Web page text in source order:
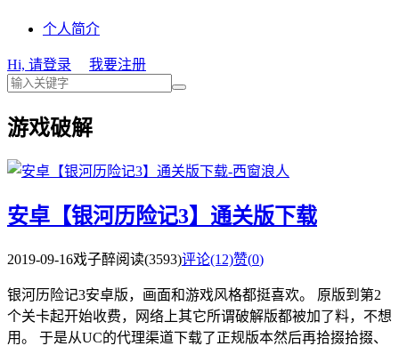
个人简介
Hi, 请登录 我要注册
游戏破解
安卓【银河历险记3】通关版下载
2019-09-16戏子醉阅读(3593)评论(12)赞(0)
银河历险记3安卓版，画面和游戏风格都挺喜欢。 原版到第2
个关卡起开始收费，网络上其它所谓破解版都被加了料，不想
用。 于是从UC的代理渠道下载了正规版本然后再拾掇拾掇、